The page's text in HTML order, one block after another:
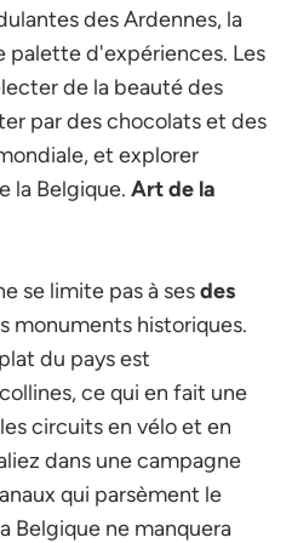
des Ardennes, la
palette d'expériences. Les
de la beauté des
par des chocolats et des
et explorer
la Belgique. Art de la
se limite pas à sesdes
monuments historiques.
du pays est
ce qui en fait une
circuits en vélo et en
dans une campagne
qui parsèment le
Belgique ne manquera